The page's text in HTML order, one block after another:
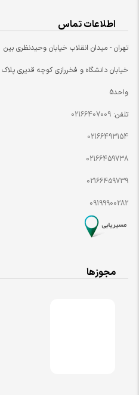
اطلاعات تماس
تهران - میدان انقلاب خیابان وحیدنظری بین
واحد5
تلفن: 02166407009
02166493154
02166459738
02166459739
09199900282
مجوزها